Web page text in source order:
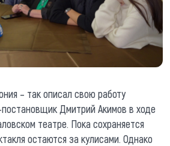
– так описал свою работу
Дмитрий Акимов в ходе
театре. Пока сохраняется
остаются за кулисами. Однако